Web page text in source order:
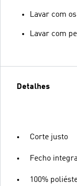
Lavar com
Lavar com
Detalhes
Corte justo
Fecho
100%